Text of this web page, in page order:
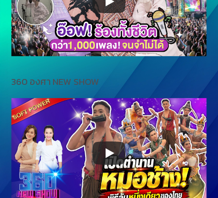
360 องศา NEW SHOW